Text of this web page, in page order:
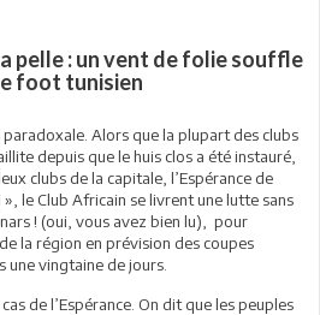
pelle : un vent de folie souffle
foot tunisien
Alors que la plupart des clubs
depuis que le huis clos a été instauré,
clubs de la capitale, l’Espérance de
le Club Africain se livrent une lutte sans
! (oui, vous avez bien lu), pour
la région en prévision des coupes
une vingtaine de jours.
de l’Espérance. On dit que les peuples